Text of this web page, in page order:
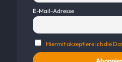
E-Mail-Adresse
Hiermit akzeptiere ich die